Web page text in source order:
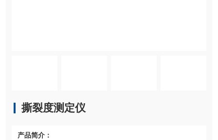
撕裂度测定仪
产品简介：